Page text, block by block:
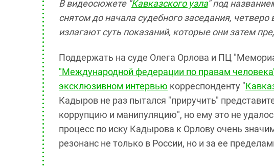
В видеосюжете "Кавказского узла" под
снятом до начала судебного заседания,
излагают суть показаний, которые они затем
Поддержать на суде Олега Орлова и ПЦ
"Международной федерации по правам
эксклюзивном интервью корреспонденту "
Кадыров не раз пытался "приручить"
коррупцию и манипуляцию", но ему это не
процесс по иску Кадырова к Орлову очень
резонанс не только в России, но и за ее